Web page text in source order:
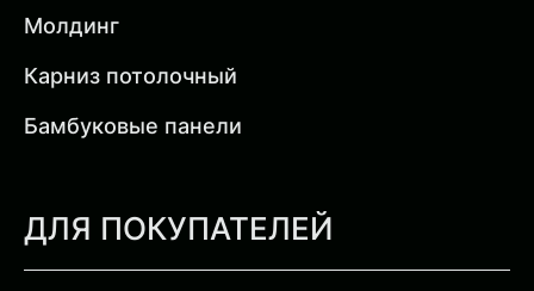
Молдинг
Карниз потолочный
Бамбуковые панели
ДЛЯ ПОКУПАТЕЛЕЙ